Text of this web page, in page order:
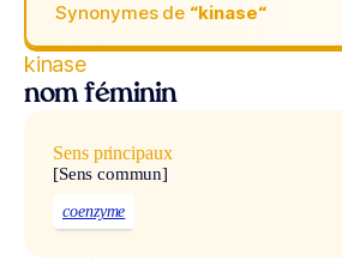
Synonymes de “kinase“
kinase
nom féminin
Sens principaux
[Sens commun]
coenzyme